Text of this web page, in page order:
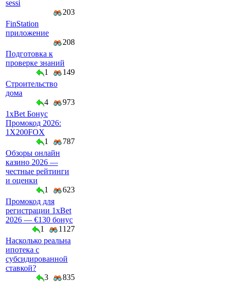
sessi
203
FinStation
приложение
208
Подготовка к
проверке знаний
1
149
Строительство
дома
4
973
1xBet Бонус
Промокод 2026:
1X200FOX
1
787
Обзоры онлайн
казино 2026 —
честные рейтинги
и оценки
1
623
Промокод для
регистрации 1xBet
2026 — €130 бонус
1
1127
Насколько реальна
ипотека с
субсидированной
ставкой?
3
835